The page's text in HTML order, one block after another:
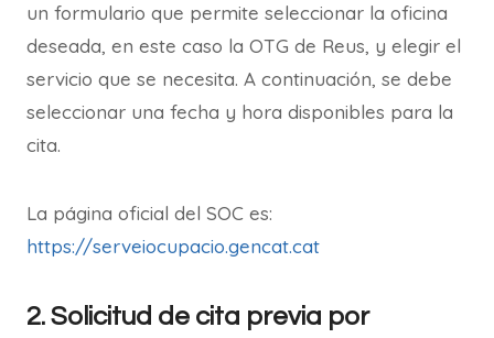
un formulario que permite seleccionar la oficina
deseada, en este caso la OTG de Reus, y elegir el
servicio que se necesita. A continuación, se debe
seleccionar una fecha y hora disponibles para la
cita.
La página oficial del SOC es:
https://serveiocupacio.gencat.cat
2. Solicitud de cita previa por